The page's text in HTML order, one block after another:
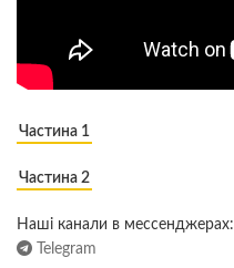
Частина 1
Частина 2
Наші канали в мессенджерах:
Telegram